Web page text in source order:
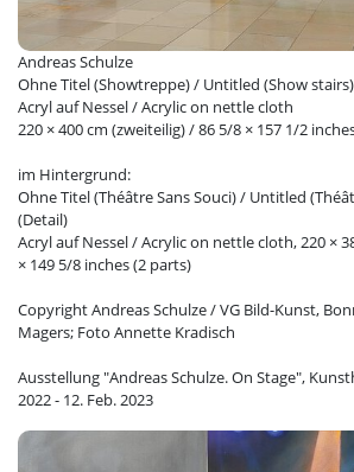
Andreas Schulze
Ohne Titel (Showtreppe) / Untitled (Show
Acryl auf Nessel / Acrylic on nettle cloth
220 × 400 cm (zweiteilig) / 86 5/8 × 157 1/2
im Hintergrund:
Ohne Titel (Théâtre Sans Souci) / Untitled
(Detail)
Acryl auf Nessel / Acrylic on nettle cloth, 220 ×
× 149 5/8 inches (2 parts)
Copyright Andreas Schulze / VG Bild-Kunst,
Magers; Foto Annette Kradisch
Ausstellung "Andreas Schulze. On Stage",
2022 - 12. Feb. 2023